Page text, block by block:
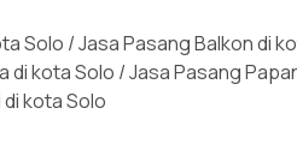
Solo / Jasa Pasang Balkon di
di kota Solo / Jasa Pasang
kota Solo